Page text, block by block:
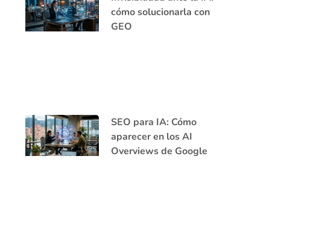
cómo solucionarla con
GEO
SEO para IA: Cómo
aparecer en los AI
Overviews de Google